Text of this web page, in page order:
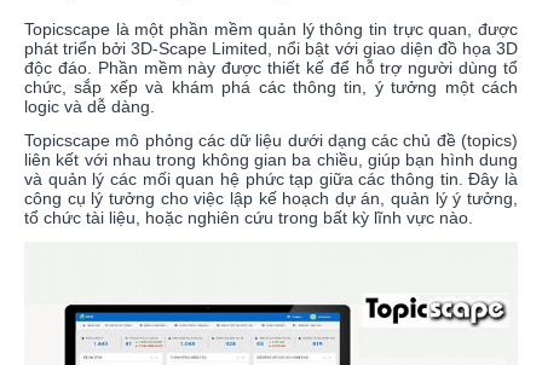
Topicscape là một phần mềm quản lý thông tin trực quan, được
phát triển bởi 3D-Scape Limited, nổi bật với giao diện đồ họa 3D
độc đáo. Phần mềm này được thiết kế để hỗ trợ người dùng tổ
chức, sắp xếp và khám phá các thông tin, ý tưởng một cách
logic và dễ dàng.
Topicscape mô phỏng các dữ liệu dưới dạng các chủ đề (topics)
liên kết với nhau trong không gian ba chiều, giúp bạn hình dung
và quản lý các mối quan hệ phức tạp giữa các thông tin. Đây là
công cụ lý tưởng cho việc lập kế hoạch dự án, quản lý ý tưởng,
tổ chức tài liệu, hoặc nghiên cứu trong bất kỳ lĩnh vực nào.